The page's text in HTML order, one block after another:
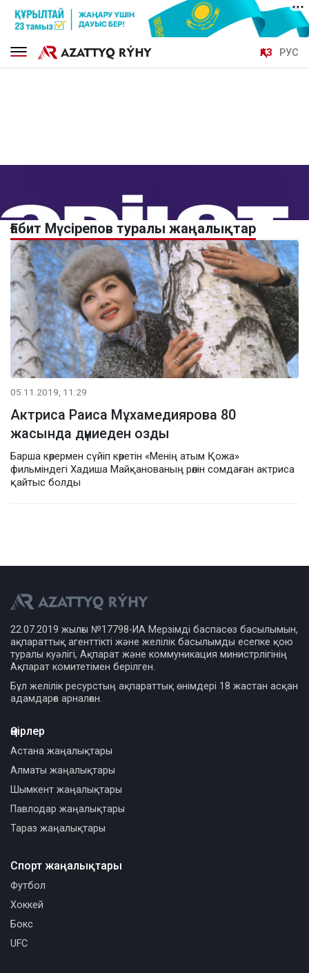
ҚАЗ РУС
Ғабит Мүсірепов туралы жаңалықтар
05.11.2019, 11:29
Актриса Раиса Мұхамедиярова 80
жасында дүниеден озды
Барша көрермен сүйіп көретін «Менің атым Қожа»
фильміндегі Хадиша Майқанованың рөлін сомдаған актриса
қайтыс болды
22.07.2019 жылғы №17798-ИА Мерзімді баспасөз басылымын,
ақпараттық агенттікті және желілік басылымды есепке қою
туралы куәлігі, Ақпарат және коммуникация министрлігінің
Ақпарат комитетімен берілген.
Бұл желілік ресурстың ақпараттық өнімдері 18 жастан асқан
адамдарға арналған.
Өңірлер
Астана жаңалықтары
Алматы жаңалықтары
Шымкент жаңалықтары
Павлодар жаңалықтары
Тараз жаңалықтары
Спорт жаңалықтары
Футбол
Хоккей
Бокс
UFC